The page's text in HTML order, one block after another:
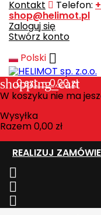
Kontakt Telefon:
shop@helimot.pl
Zaloguj się
Stwórz konto
Polski 
shopping_cart
0szt. - 0,00 zł
W koszyku nie ma
Wysyłka
Razem0,00 zł
REALIZUJ


